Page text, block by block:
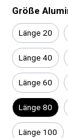
Größe
Länge 20
Länge 40
Länge 60
Länge 80
Länge 100